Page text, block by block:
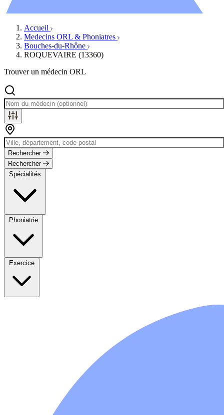
Accueil
Medecins ORL & Phoniatres
Bouches-du-Rhône
ROQUEVAIRE (13360)
Trouver un médecin ORL
Rechercher
Rechercher
Spécialités
Phoniatrie
Exercice